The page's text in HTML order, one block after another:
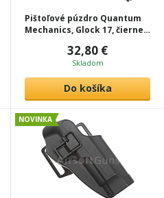
Pištoľové púzdro Quantum
Mechanics, Glock 17, čierne,
32,80 €
Skladom
Do košíka
NOVINKA